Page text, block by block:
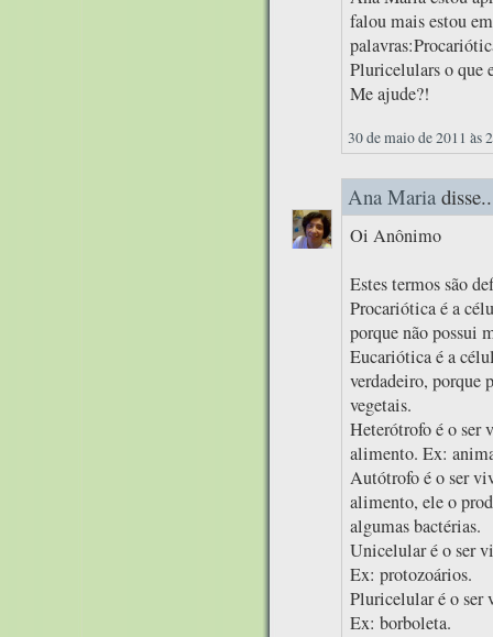
falou mais estou
Pluricelulars o que
Me ajude?!
30 de maio de 2011 às
Ana Maria
Oi Anônimo
Estes termos são
Procariótica é a
porque não possui
Eucariótica é a
verdadeiro, porque
vegetais.
Heterótrofo é o ser
alimento. Ex:
Autótrofo é o ser
alimento, ele o
algumas bactérias.
Unicelular é o ser
Ex: protozoários.
Pluricelular é o ser
Ex: borboleta.